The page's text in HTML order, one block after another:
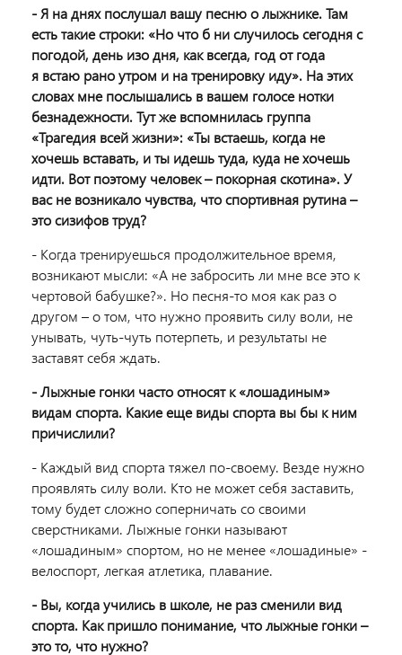
- Я на днях послушал вашу песню о лыжнике. Там
есть такие строки: «Но что б ни случилось сегодня с
погодой, день изо дня, как всегда, год от года
я встаю рано утром и на тренировку иду». На этих
словах мне послышались в вашем голосе нотки
безнадежности. Тут же вспомнилась группа
«Трагедия всей жизни»: «Ты встаешь, когда не
хочешь вставать, и ты идешь туда, куда не хочешь
идти. Вот поэтому человек – покорная скотина». У
вас не возникало чувства, что спортивная рутина –
это сизифов труд?
- Когда тренируешься продолжительное время,
возникают мысли: «А не забросить ли мне все это к
чертовой бабушке?». Но песня-то моя как раз о
другом – о том, что нужно проявить силу воли, не
унывать, чуть-чуть потерпеть, и результаты не
заставят себя ждать.
- Лыжные гонки часто относят к «лошадиным»
видам спорта. Какие еще виды спорта вы бы к ним
причислили?
- Каждый вид спорта тяжел по-своему. Везде нужно
проявлять силу воли. Кто не может себя заставить,
тому будет сложно соперничать со своими
сверстниками. Лыжные гонки называют
«лошадиным» спортом, но не менее «лошадиные» -
велоспорт, легкая атлетика, плавание.
- Вы, когда учились в школе, не раз сменили вид
спорта. Как пришло понимание, что лыжные гонки –
это то, что нужно?